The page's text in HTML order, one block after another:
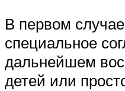
В первом
специальное
дальнейшем
детей или